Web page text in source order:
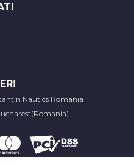
Nautics Romania